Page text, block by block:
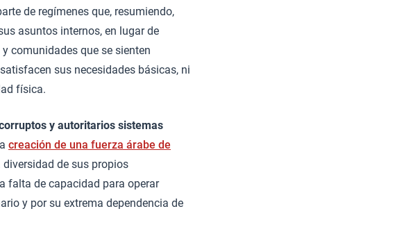
de regímenes que, resumiendo,
asuntos internos, en lugar de
comunidades que se sienten
sus necesidades básicas, ni
física.
y autoritarios sistemas
creación de una fuerza árabe de
de sus propios
falta de capacidad para operar
y por su extrema dependencia de